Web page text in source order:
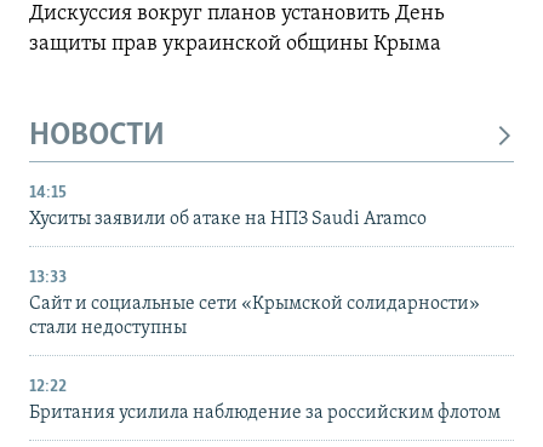
Дискуссия вокруг планов установить День
защиты прав украинской общины Крыма
НОВОСТИ
14:15
Хуситы заявили об атаке на НПЗ Saudi Aramco
13:33
Сайт и социальные сети «Крымской солидарности»
стали недоступны
12:22
Британия усилила наблюдение за российским флотом